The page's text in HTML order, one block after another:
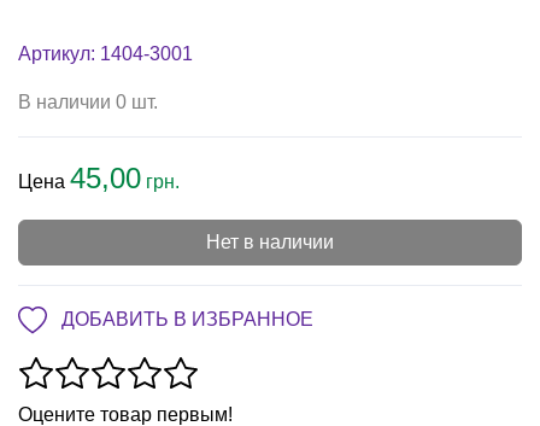
Артикул: 1404-3001
В наличии 0 шт.
Цена 45,00 грн.
Нет в наличии
ДОБАВИТЬ В ИЗБРАННОЕ
Оцените товар первым!